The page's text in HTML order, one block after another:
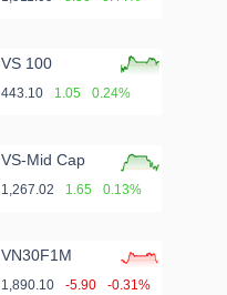
VS 100
443.10 1.05 0.24%
VS-Mid Cap
1,267.02 1.65 0.13%
VN30F1M
1,890.10 -5.90 -0.31%